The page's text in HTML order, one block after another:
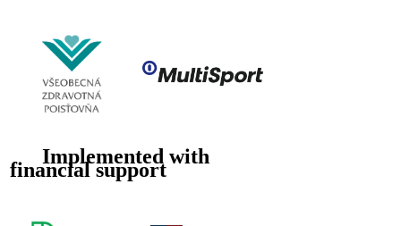
Implemented with
financial support